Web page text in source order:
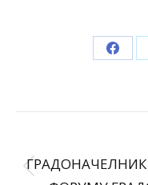
Share